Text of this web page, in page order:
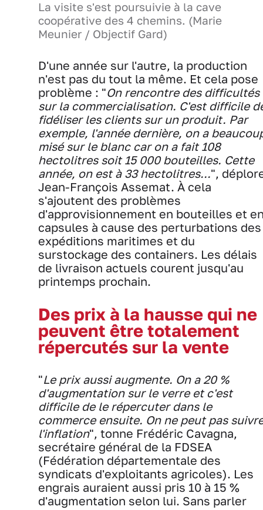
La visite s'est poursuivie à la cave
coopérative des 4 chemins. (Marie
Meunier / Objectif Gard)
D'une année sur l'autre, la production
n'est pas du tout la même. Et cela pose
problème : "On rencontre des difficultés
sur la commercialisation. C'est difficile
fidéliser les clients sur un produit. Par
exemple, l'année dernière, on a
misé sur le blanc car on a fait 108
hectolitres soit 15 000 bouteilles. Cette
année, on est à 33 hectolitres...",
Jean-François Assemat. À cela
s'ajoutent des problèmes
d'approvisionnement en bouteilles et
capsules à cause des perturbations des
expéditions maritimes et du
surstockage des containers. Les délais
de livraison actuels courent jusqu'au
printemps prochain.
Des prix à la hausse qui ne
peuvent être totalement
répercutés sur la vente
"Le prix aussi augmente. On a 20 %
d'augmentation sur le verre et c'est
difficile de le répercuter dans le
commerce ensuite. On ne peut pas
l'inflation", tonne Frédéric Cavagna,
secrétaire général de la FDSEA
(Fédération départementale des
syndicats d'exploitants agricoles). Les
engrais auraient aussi pris 10 à 15 %
d'augmentation selon lui. Sans parler